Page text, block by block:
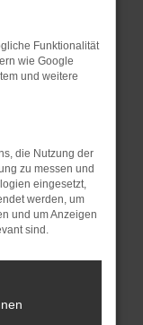
und seit
Wir vom
für die
dies mit
davon, ob Sie
Modell
eines
uns genießen
„aus
Erfahrung
Beruf.
Funktionalität
wie Google
und weitere
die Nutzung der
zu messen und
eingesetzt,
werden, um
und um Anzeigen
sind.